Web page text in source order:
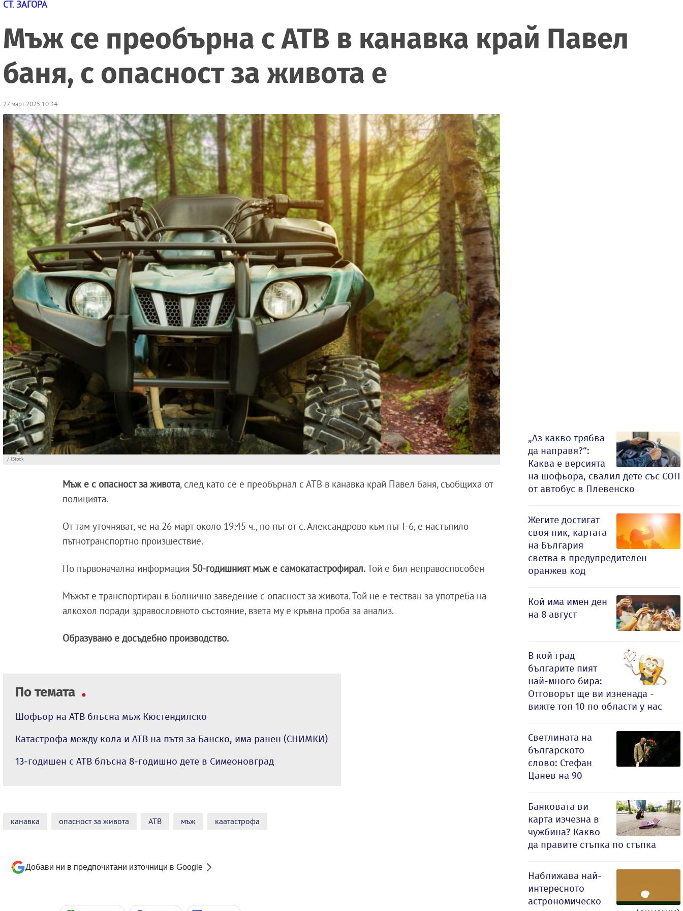
СТ. ЗАГОРА
Мъж се преобърна с АТВ в канавка край Павел
баня, с опасност за живота е
27 март 2025 10:34
/ iStock
Мъж е с опасност за живота, след като се е преобърнал с АТВ в канавка край Павел баня, съобщиха от
полицията.
От там уточняват, че на 26 март около 19:45 ч., по път от с. Александрово към път I-6, е настъпило
пътнотранспортно произшествие.
По първоначална информация 50-годишният мъж е самокатастрофирал.Той е бил неправоспособен
Мъжът е транспортиран в болнично заведение с опасност за живота. Той не е тестван за употреба на
алкохол поради здравословното състояние, взета му е кръвна проба за анализ.
Образувано е досъдебно производство.
По темата
Шофьор на АТВ блъсна мъж Кюстендилско
Катастрофа между кола и АТВ на пътя за Банско, има ранен (СНИМКИ)
13-годишен с АТВ блъсна 8-годишно дете в Симеоновград
канавка опасност за живота АТВ мъж каатастрофа
Добави ни в предпочитани източници в Google
„Аз какво трябва
да направя?“:
Каква е версията
на шофьора, свалил дете със СОП
от автобус в Плевенско
Жегите достигат
своя пик, картата
на България
светва в предупредителен
оранжев код
Кой има имен ден
на 8 август
В кой град
българите пият
най-много бира:
Отговорът ще ви изненада -
вижте топ 10 по области у нас
Светлината на
българското
слово: Стефан
Цанев на 90
Банковата ви
карта изчезна в
чужбина? Какво
да правите стъпка по стъпка
Наближава най-
интересното
астрономическо